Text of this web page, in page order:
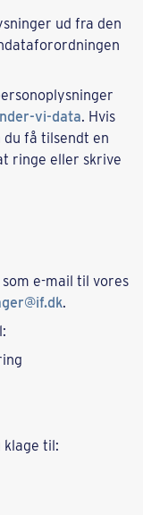
ud fra den
vi-data. Hvis
få tilsendt en
ringe eller skrive
som e-mail til vores
.
klage til: